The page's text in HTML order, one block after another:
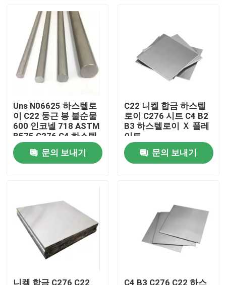
제품
우리에 대하여
품질 관리
연락주세요
인코넬 625 재료
인코로이 800 소재
인코넬 718 재료
Uns N06625 하스텔로
이 C22 둥근 봉 불순물
600 인코넬 718 ASTM
B575 C276 C4 하스텔
로이 Ｘ 비 B2 B3
문의 보내기
C22 니켈 합금 하스텔
로이 C276 시트 C4 B2
B3 하스텔로이 Ｘ 플레
이트
문의 보내기
니켈 합금 C276 C22 C4 B3 C276 C22 하스